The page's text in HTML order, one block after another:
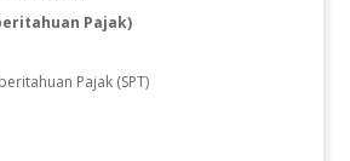
Pajak)
Pajak (SPT)